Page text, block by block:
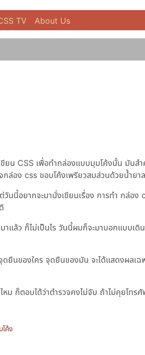
TV About Us
ขียน CSS เพื่อทำกล่องแบบมุมโค้งนั้น มันส
กล่อง css ขอบโค้งเพรียวสมส่วนด้วยน้ำยา
วันนี้อยากจะมานั่งเขียนเรื่อง การทำ กล่อ
แล้ว ก็ไม่เป็นไร วันนี้ผมก็จะมาบอกแบบเ
นของใคร จุดยืนของมัน จะได้แสดงผลเฉ
ม ก็ตอบได้ว่าตำรวจคงไม่จับ ถ้าไม่คุยโทร
โค้ง